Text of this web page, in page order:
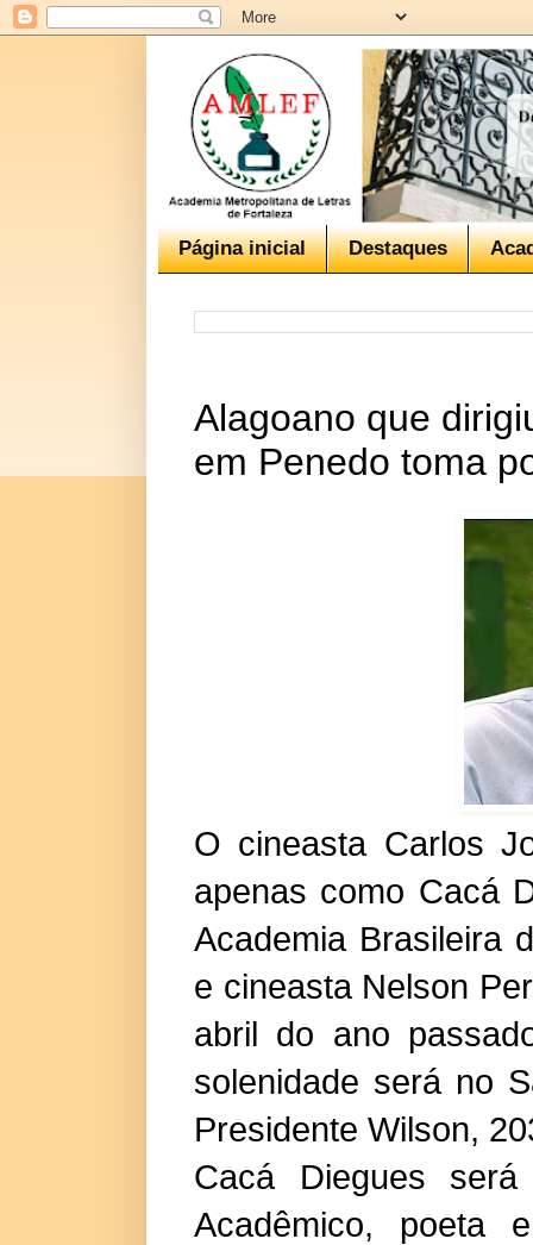
Página inicial Destaques
Alagoano que
em Penedo toma
O cineasta Carlos
apenas como Cacá
Academia Brasileira
e cineasta Nelson
abril do ano
solenidade será no
Presidente Wilson,
Cacá Diegues
Acadêmico, poeta